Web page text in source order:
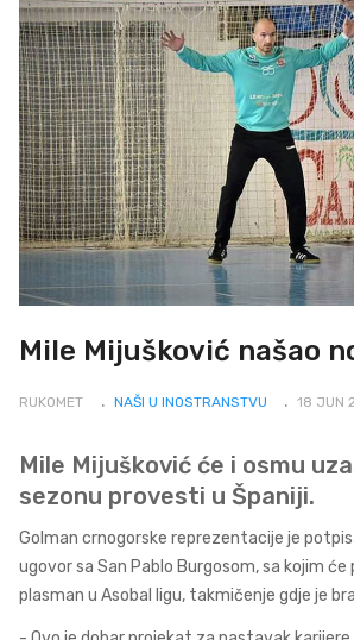
Mile Mijušković našao
RUKOMET NAŠI U INOSTRANSTVU 18 JUN
Mile Mijušković će i osmu
sezonu provesti u Španiji.
Golman crnogorske reprezentacije je
ugovor sa San Pablo Burgosom, sa kojim
plasman u Asobal ligu, takmičenje gdje je